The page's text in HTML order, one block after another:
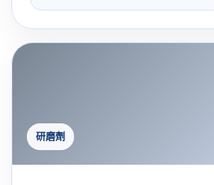
研磨劑